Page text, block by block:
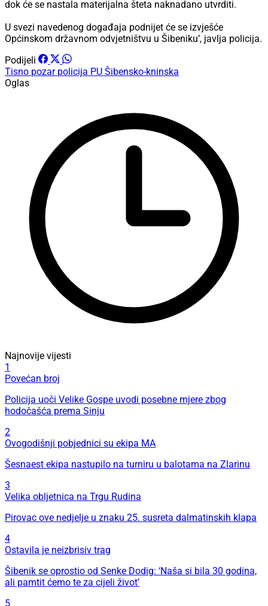
dok će se nastala materijalna šteta naknadano utvrditi.
U svezi navedenog događaja podnijet će se izvješće
Općinskom državnom odvjetništvu u Šibeniku’, javlja policija.
Podijeli
Tisno pozar policija PU Šibensko-kninska
Oglas
Najnovije vijesti
1
Povećan broj
Policija uoči Velike Gospe uvodi posebne mjere zbog
hodočašća prema Sinju
2
Ovogodišnji pobjednici su ekipa MA
Šesnaest ekipa nastupilo na turniru u balotama na Zlarinu
3
Velika obljetnica na Trgu Rudina
Pirovac ove nedjelje u znaku 25. susreta dalmatinskih klapa
4
Ostavila je neizbrisiv trag
Šibenik se oprostio od Senke Dodig: ‘Naša si bila 30 godina,
ali pamtit ćemo te za cijeli život’
5